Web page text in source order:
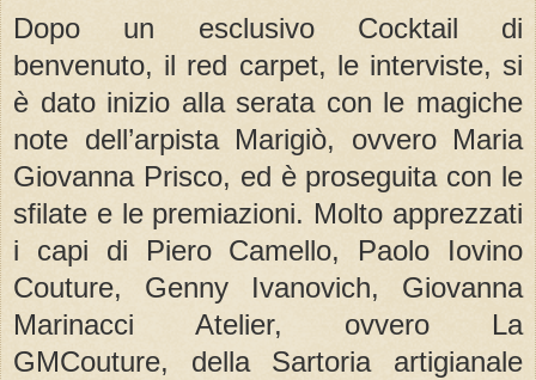
Dopo un esclusivo Cocktail di
benvenuto, il red carpet, le interviste, si
è dato inizio alla serata con le magiche
note dell’arpista Marigiò, ovvero Maria
Giovanna Prisco, ed è proseguita con le
sfilate e le premiazioni. Molto apprezzati
i capi di Piero Camello, Paolo Iovino
Couture, Genny Ivanovich, Giovanna
Marinacci Atelier, ovvero La
GMCouture, della Sartoria artigianale